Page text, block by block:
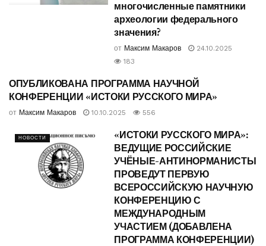
многочисленные памятники
археологии федерального
значения?
от Максим Макаров
24.10.2025
183
НОВОСТИ
ОПУБЛИКОВАНА ПРОГРАММА НАУЧНОЙ
КОНФЕРЕНЦИИ «ИСТОКИ РУССКОГО МИРА»
от Максим Макаров 10.10.2025 556
НОВОСТИ
«ИСТОКИ РУССКОГО МИРА»:
ВЕДУЩИЕ РОССИЙСКИЕ
УЧЁНЫЕ-АНТИНОРМАНИСТЫ
ПРОВЕДУТ ПЕРВУЮ
ВСЕРОССИЙСКУЮ НАУЧНУЮ
КОНФЕРЕНЦИЮ С
МЕЖДУНАРОДНЫМ
УЧАСТИЕМ (ДОБАВЛЕНА
ПРОГРАММА КОНФЕРЕНЦИИ)